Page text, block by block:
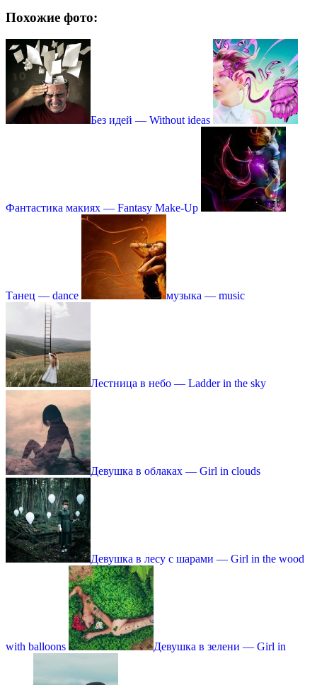
Похожие фото:
Без идей — Without ideas
Фантастика макиях — Fantasy Make-Up
Танец — dance музыка — music
Лестница в небо — Ladder in the sky
Девушка в облаках — Girl in clouds
Девушка в лесу с шарами — Girl in the wood
with balloons Девушка в зелени — Girl in